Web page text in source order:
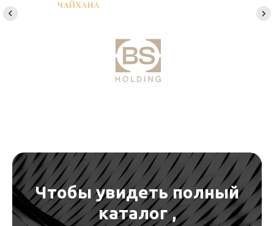
Чтобы увидеть полный
каталог ,
Наши контакты